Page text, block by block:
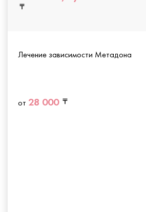
Лечение зависимости Метадона
от 28 000